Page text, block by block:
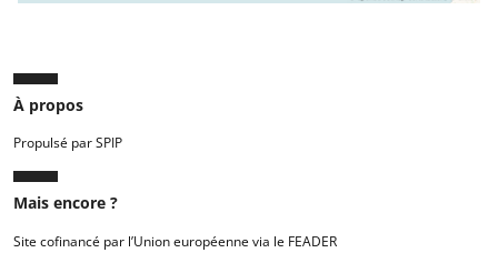
À propos
Propulsé par SPIP
Mais encore ?
Site cofinancé par l’Union européenne via le FEADER